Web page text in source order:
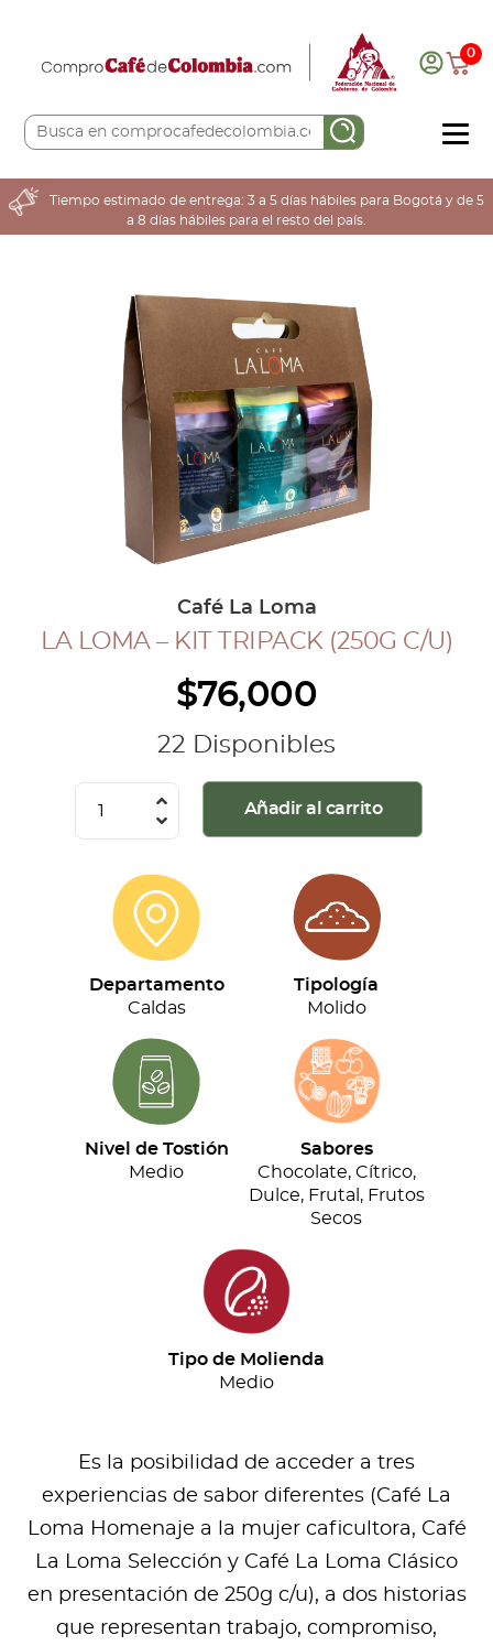
0
COMPRA AQUÍ
COLOMBIA CAFETERA
COLECCIÓN CAFETERA
INGRESAR
Cerrar Sesión
Tiempo estimado de entrega: 3 a 5 días hábiles para Bogotá y de 5
a 8 días hábiles para el resto del país.
Café La Loma
LA LOMA – KIT TRIPACK (250G C/U)
$76,000
22 Disponibles
Tripack
c/u)
cantidad
Añadir al carrito
Departamento
Caldas
Tipología
Molido
Nivel de Tostión
Medio
Sabores
Chocolate, Cítrico,
Dulce, Frutal, Frutos
Secos
Tipo de Molienda
Medio
Es la posibilidad de acceder a tres
experiencias de sabor diferentes (Café La
Loma Homenaje a la mujer caficultora, Café
La Loma Selección y Café La Loma Clásico
en presentación de 250g c/u), a dos historias
que representan trabajo, compromiso,